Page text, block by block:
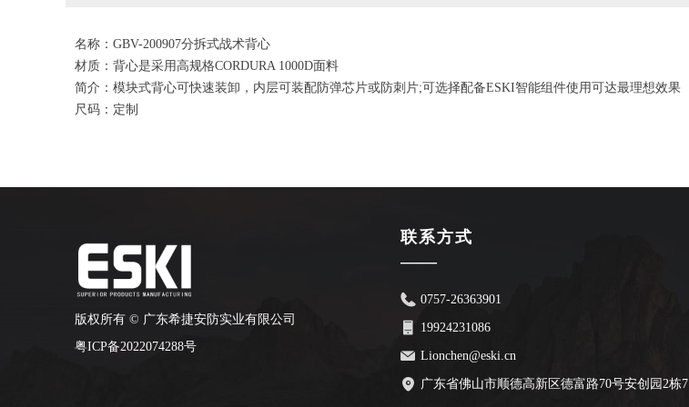
名称：GBV-200907分拆式战术背心
材质：背心是采用高规格CORDURA 1000D面料
简介：模块式背心可快速装卸，内层可装配防弹芯片或防刺片;可选择配备ESKI智能组件使用可达最理想效果
尺码：定制
版权所有 © 广东希捷安防实业有限公司
粤ICP备2022074288号
联系方式
——
0757-26363901
19924231086
Lionchen@eski.cn
广东省佛山市顺德高新区德富路70号安创园2栋7